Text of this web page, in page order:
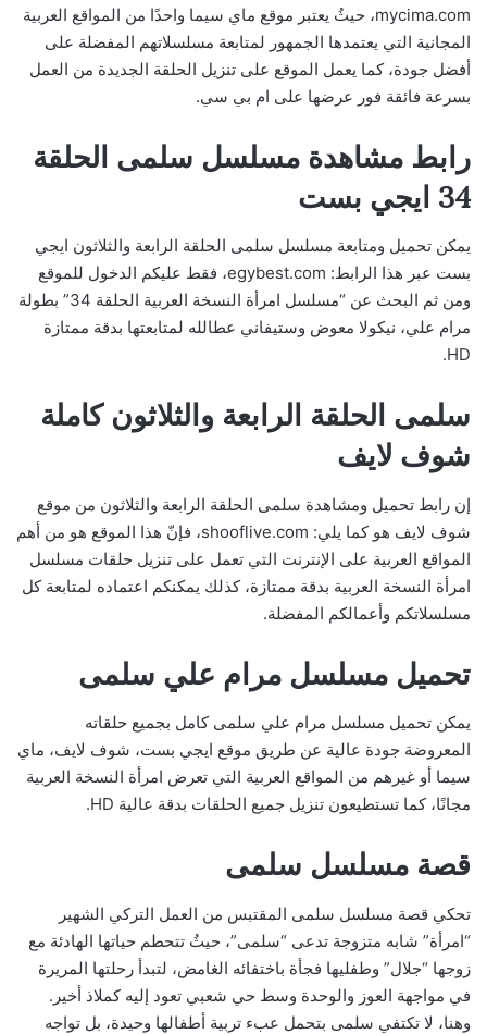
mycima.com، حيثُ يعتبر موقع ماي سيما واحدًا من المواقع العربية
المجانية التي يعتمدها الجمهور لمتابعة مسلسلاتهم المفضلة على
أفضل جودة، كما يعمل الموقع على تنزيل الحلقة الجديدة من العمل
بسرعة فائقة فور عرضها على ام بي سي.
رابط مشاهدة مسلسل سلمى الحلقة
34 ايجي بست
يمكن تحميل ومتابعة مسلسل سلمى الحلقة الرابعة والثلاثون ايجي
بست عبر هذا الرابط: egybest.com، فقط عليكم الدخول للموقع
ومن ثم البحث عن “مسلسل امرأة النسخة العربية الحلقة 34” بطولة
مرام علي، نيكولا معوض وستيفاني عطالله لمتابعتها بدقة ممتازة
HD.
سلمى الحلقة الرابعة والثلاثون كاملة
شوف لايف
إن رابط تحميل ومشاهدة سلمى الحلقة الرابعة والثلاثون من موقع
شوف لايف هو كما يلي: shooflive.com، فإنّ هذا الموقع هو من أهم
المواقع العربية على الإنترنت التي تعمل على تنزيل حلقات مسلسل
امرأة النسخة العربية بدقة ممتازة، كذلك يمكنكم اعتماده لمتابعة كل
مسلسلاتكم وأعمالكم المفضلة.
تحميل مسلسل مرام علي سلمى
يمكن تحميل مسلسل مرام علي سلمى كامل بجميع حلقاته
المعروضة جودة عالية عن طريق موقع ايجي بست، شوف لايف، ماي
سيما أو غيرهم من المواقع العربية التي تعرض امرأة النسخة العربية
مجانًا، كما تستطيعون تنزيل جميع الحلقات بدقة عالية HD.
قصة مسلسل سلمى
تحكي قصة مسلسل سلمى المقتبس من العمل التركي الشهير
“امرأة” شابه متزوجة تدعى “سلمى”، حيثُ تتحطم حياتها الهادئة مع
زوجها “جلال” وطفليها فجأة باختفائه الغامض، لتبدأ رحلتها المريرة
في مواجهة العوز والوحدة وسط حي شعبي تعود إليه كملاذ أخير.
وهنا، لا تكتفي سلمى بتحمل عبء تربية أطفالها وحيدة، بل تواجه